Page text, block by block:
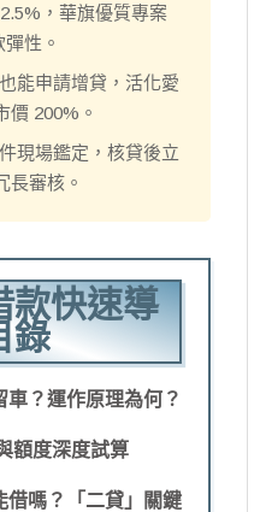
，華旗優質專案
性。
能申請增貸，活化愛
價 200%。
現場鑑定，核貸後立
長審核。
款快速導
錄
？運作原理為何？
額度深度試算
借嗎？「二貸」關鍵